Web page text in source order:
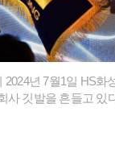
2024년 7월1일 HS화
사 깃발을 흔들고 있